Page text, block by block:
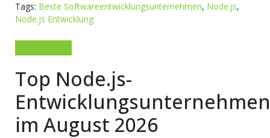
Tags: Beste Softwareentwicklungsunternehmen, Node.js,
Node.js Entwicklung
Top Node.js-
Entwicklungsunternehmen
im August 2026